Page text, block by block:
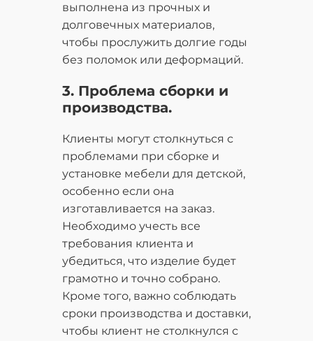
выполнена из прочных и
долговечных материалов,
чтобы прослужить долгие годы
без поломок или деформаций.
3. Проблема сборки и
производства.
Клиенты могут столкнуться с
проблемами при сборке и
установке мебели для детской,
особенно если она
изготавливается на заказ.
Необходимо учесть все
требования клиента и
убедиться, что изделие будет
грамотно и точно собрано.
Кроме того, важно соблюдать
сроки производства и доставки,
чтобы клиент не столкнулся с